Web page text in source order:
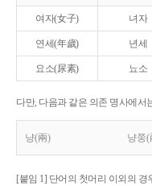
여자(女子) 녀자
연세(年歲) 년세
요소(尿素) 뇨소
다만, 다음과 같은 의존 명사에서
냥(兩) 냥쭝(
[붙임 1] 단어의 첫머리 이외의 경